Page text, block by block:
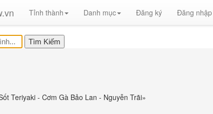
Tỉnh thành Danh mục Đăng ký Đăng nhập
Teriyaki - Cơm Gà Bảo Lan - Nguyễn Trãi»